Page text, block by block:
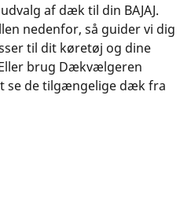
af dæk til din BAJAJ.
nedenfor, så guider vi dig
til dit køretøj og dine
brug Dækvælgeren
se de tilgængelige dæk fra